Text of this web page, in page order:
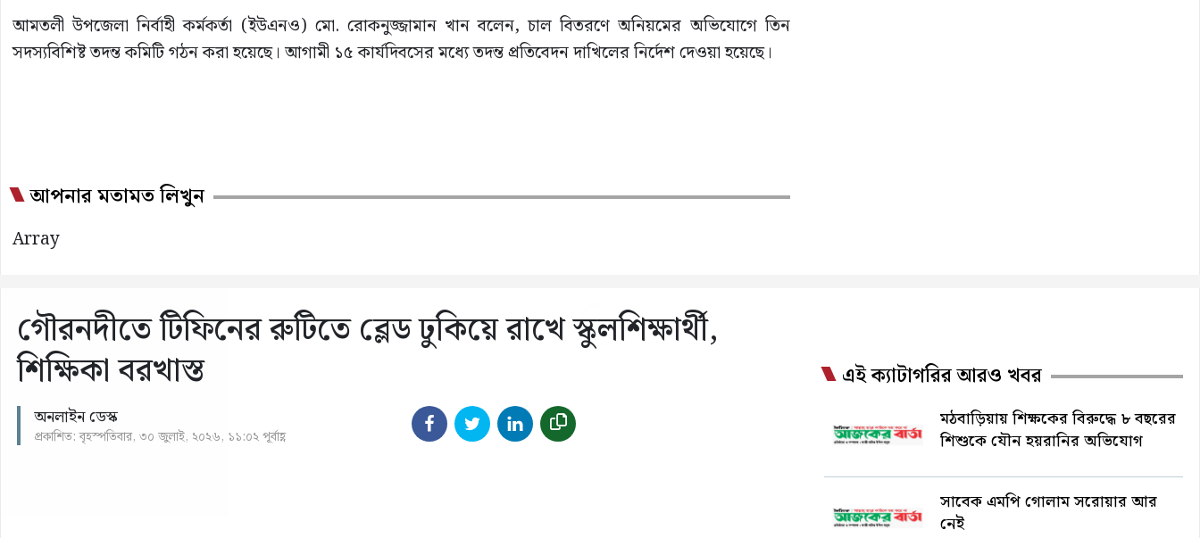
আমতলী উপজেলা নির্বাহী কর্মকর্তা (ইউএনও) মো. রোকনুজ্জামান খান বলেন, চাল বিতরণে অনিয়মের অভিযোগে তিন
সদস্যবিশিষ্ট তদন্ত কমিটি গঠন করা হয়েছে। আগামী ১৫ কার্যদিবসের মধ্যে তদন্ত প্রতিবেদন দাখিলের নির্দেশ দেওয়া হয়েছে।
আপনার মতামত লিখুন
Array
গৌরনদীতে টিফিনের রুটিতে ব্লেড ঢুকিয়ে রাখে স্কুলশিক্ষার্থী,
শিক্ষিকা বরখাস্ত
অনলাইন ডেস্ক
প্রকাশিত: বৃহস্পতিবার, ৩০ জুলাই, ২০২৬, ১১:০২ পূর্বাহ্ণ
এই ক্যাটাগরির আরও খবর
মঠবাড়িয়ায় শিক্ষকের বিরুদ্ধে ৮ বছরের
শিশুকে যৌন হয়রানির অভিযোগ
সাবেক এমপি গোলাম সরোয়ার আর
নেই